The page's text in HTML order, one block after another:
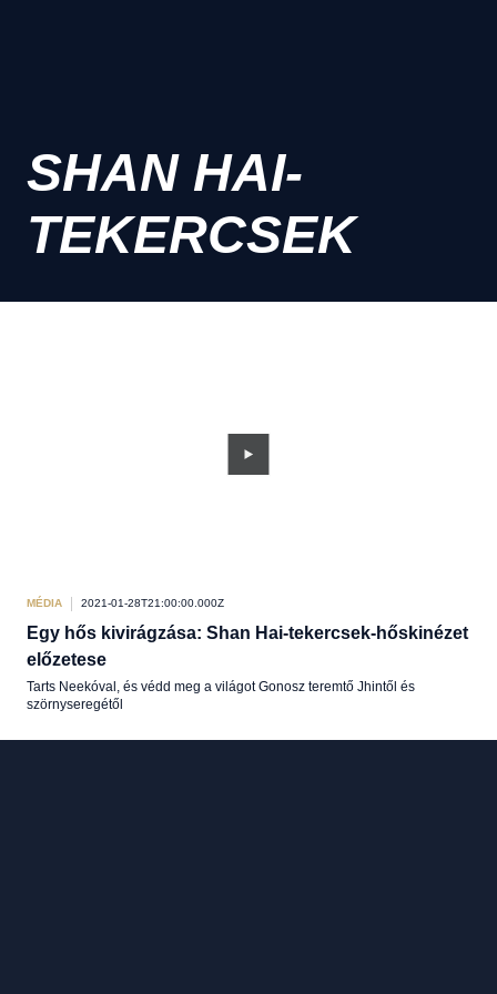
SHAN HAI-
TEKERCSEK
MÉDIA 2021-01-28T21:00:00.000Z
Egy hős kivirágzása: Shan Hai-tekercsek-hőskinézet
előzetese
Tarts Neekóval, és védd meg a világot Gonosz teremtő Jhintől és
szörnyseregétől